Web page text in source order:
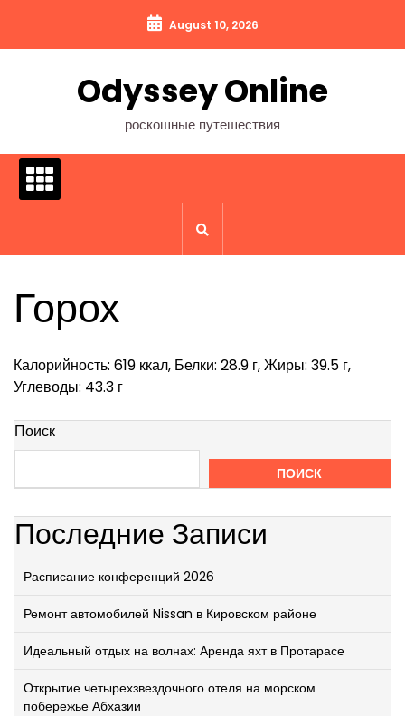
содержимому
August 10, 2026
Odyssey Online
роскошные путешествия
Горох
Калорийность: 619 ккал, Белки: 28.9 г, Жиры: 39.5 г,
Углеводы: 43.3 г
Поиск
ПОИСК
Последние Записи
Расписание конференций 2026
Ремонт автомобилей Nissan в Кировском районе
Идеальный отдых на волнах: Аренда яхт в Протарасе
Открытие четырехзвездочного отеля на морском
побережье Абхазии